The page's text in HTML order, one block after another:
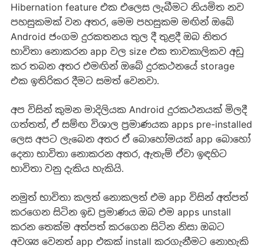
Hibernation feature එක එලෙස ලැබීමට නියමිත නව
පහසුකමක් වන අතර, මෙම පහසුකම මඟින් ඔබේ
Android ජංගම දුරකතනය තුල දී තුළදී ඔබ නිතර
භාවිතා නොකරන app වල size එක තාවකාලිකව අඩු
කර තබන අතර එමඟින් ඔබේ දුරකථනයේ storage
එක ඉතිරිකර දීමට සමත් වෙනවා.
අප විසින් කුමන මාදිලියක Android දුරකථනයක් මිලදී
ගත්තත්, ඒ සම්ඟ විශාල ප්‍රමාණයක apps pre-installed
ලෙස අපට ලැබෙන අතර ඒ බොහෝමයක් app බොහෝ
දෙනා භාවිතා නොකරන අතර, ඇතැම් ඒවා ඉඳහිට
භාවිතා වනු දැකිය හැකියි.
නමුත් භාවිතා කලත් නොකලත් එම app විසින් අත්පත්
කරගෙන සිටින ඉඩ ප්‍රමාණය ඔබ එම apps unstall
කරන තෙක්ම අත්පත් කරගෙන සිටින නිසා ඔබට
අවශ්‍ය වෙනත් app එකක් install කරගැනීමට නොහැකි